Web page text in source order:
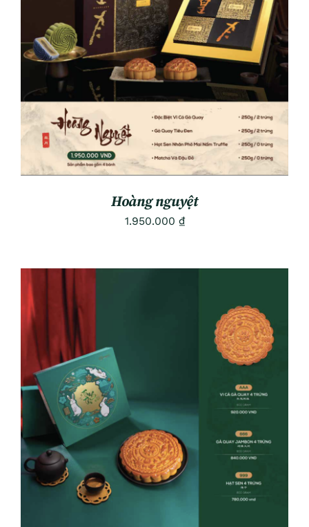
ADD TO CART
/
DETAILS
Hoàng nguyệt
1.950.000 ₫
ADD TO CART
DETAILS